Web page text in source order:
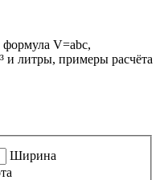
формула V=abc,
и литры, примеры расчёта
Ширина